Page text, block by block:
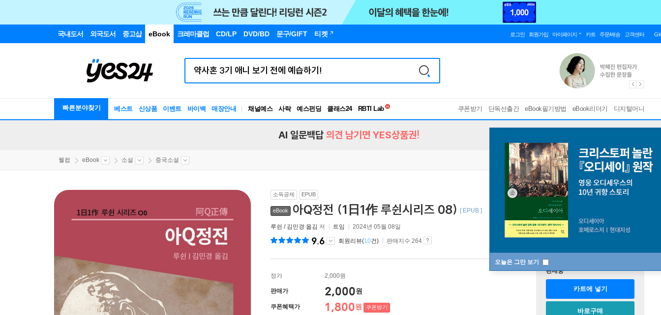
국내도서 외국도서 중고샵 eBook 크레마클럽 CD/LP DVD/BD 문구/GIFT 티켓 로그인 회원가입 마이페이지 카트 주문/배송 고객센터
빠른분야찾기 베스트 신상품 이벤트 바이백 매장안내 채널예스 사락 예스펀딩 클래스24
RBTI Lab
독서유형검사
쿠폰받기 단독선출간 eBook필기방법 eBook리더기 디지털머니
오늘은 그만 보기
AI 일문백답 의견 남기면 YES상품권!
웰컴 eBook 소설 중국소설
소득공제 EPUB
eBook 아Q정전 (1日1作 루쉰시리즈 08) [ EPUB ]
루쉰 / 김민경 옮김 저 트임 2024년 05월 08일
9.6 회원리뷰(10건) 판매지수 264
정가 2,000원
판매가 2,000원
쿠폰혜택가 1,800원 쿠폰받기
판매중
카트에 넣기
바로구매